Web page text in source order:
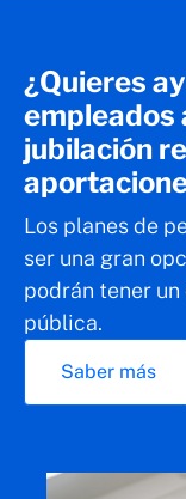
¿Quieres
empleados
jubilación
Los planes de
ser una gran
podrán tener un
pública.
Saber más